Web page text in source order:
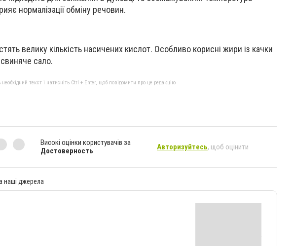
нормалізації обміну речовин.
велику кількість насичених кислот. Особливо корисні жири із качки
сало.
текст і натисніть Ctrl + Enter, щоб повідомити про це редакцію
Високі оцінки користувачів за
Достоверность
Авторизуйтесь, щоб оцінити
наші джерела